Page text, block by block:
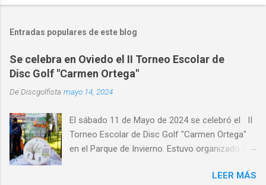
Entradas populares de este blog
Se celebra en Oviedo el II Torneo Escolar de
Disc Golf "Carmen Ortega"
DeDiscgolfista mayo 14, 2024
El sábado 11 de Mayo de 2024 se celebró el II
Torneo Escolar de Disc Golf "Carmen Ortega"
en el Parque de Invierno. Estuvo organizado por
de CRK Disc Golf e INNOVA Discs y con la
LEER MÁS